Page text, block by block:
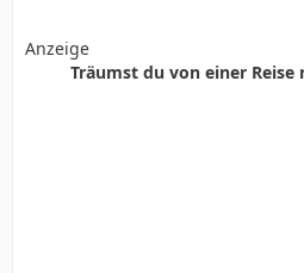
Anzeige
Träumst du von einer Reise